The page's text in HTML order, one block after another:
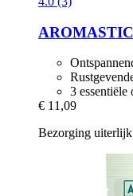
3 essentiële
€ 11,09
Bezorging